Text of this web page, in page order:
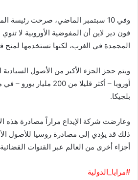
وفي 10 سبتمبر الماضي، صرحت رئيسة
فون دير لاين أن المفوضية الأوروبية لا
المجمدة في الغرب، لكنها تستخدمها لمنح
ويتم حجز الجزء الأكبر من الأصول
أوروبا – أكثر قليلا من 200
بلجيكا.
وعارضت شركة الإيداع مراراً مصادرة هذه
ذلك قد يؤدي إلى مصادرة روسيا للأصول
أجزاء أخرى من العالم عبر القنوات
#مرايا_الدولية